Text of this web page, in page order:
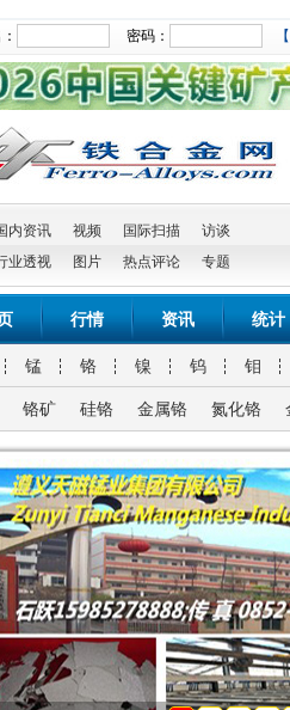
密码：
内资讯 视频 国际扫描
访谈
业透视
图片 热点评论 专题
行情 资讯 统计
锰 铬 镍 钨 钼
铬矿 硅铬 金属铬 氮化铬